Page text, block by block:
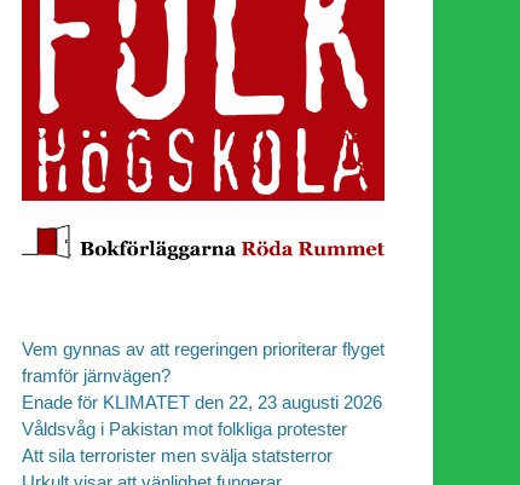
Vem gynnas av att regeringen prioriterar flyget
framför järnvägen?
Enade för KLIMATET den 22, 23 augusti 2026
Våldsvåg i Pakistan mot folkliga protester
Att sila terrorister men svälja statsterror